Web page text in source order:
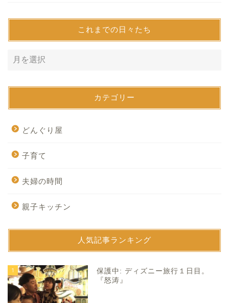
これまでの日々たち
カテゴリー
どんぐり屋
子育て
夫婦の時間
親子キッチン
人気記事ランキング
1
保護中: ディズニー旅行１日目。
『怒涛』